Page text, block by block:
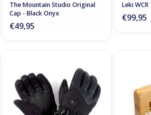
The Mountain Studio Original
Cap - Black Onyx
€49,95
Leki WCR
€99,95